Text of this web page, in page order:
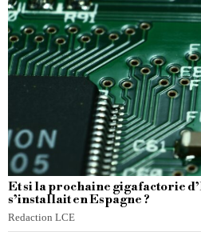
Et si la prochaine gigafactorie
s’installait en Espagne ?
Redaction LCE